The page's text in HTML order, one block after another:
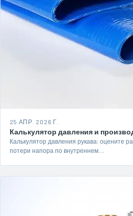
25 АПР. 2026 Г.
Калькулятор давления и
Калькулятор давления рукава: оцените
потери напора по внутреннем…